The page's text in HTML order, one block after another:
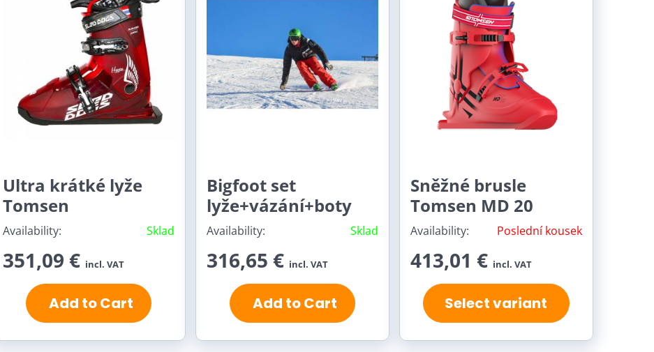
Ultra krátké lyže
Tomsen
Availability: Sklad
351,09 € incl. VAT
Add to Cart
Bigfoot set
lyže+vázání+boty
Availability: Sklad
316,65 € incl. VAT
Add to Cart
Sněžné brusle
Tomsen MD 20
Availability: Poslední kousek
413,01 € incl. VAT
Select variant